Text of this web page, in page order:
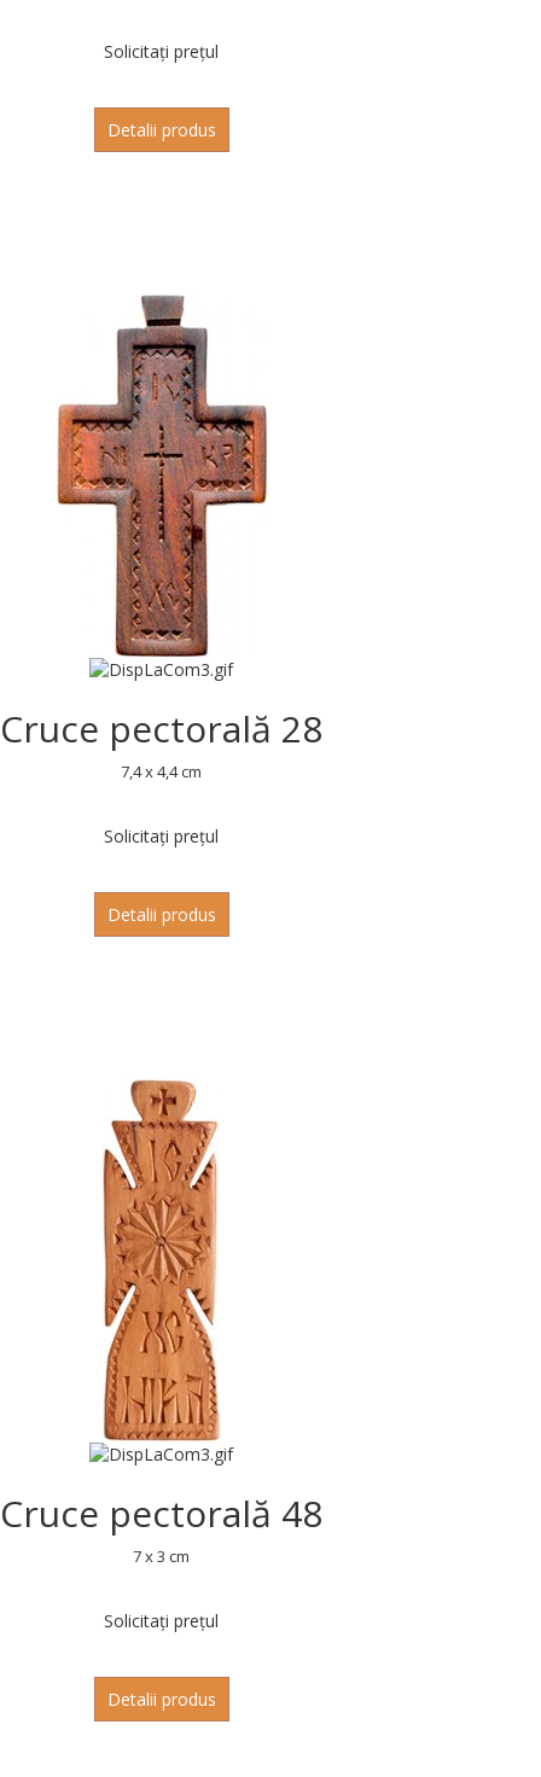
Solicitați prețul
Detalii produs
Cruce pectorală 28
7,4 x 4,4 cm
Solicitați prețul
Detalii produs
Cruce pectorală 48
7 x 3 cm
Solicitați prețul
Detalii produs